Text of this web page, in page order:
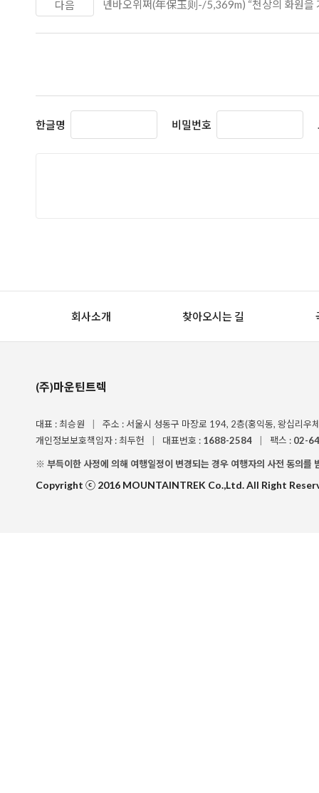
다음 녠바오위쩌(年保玉则-/5,369m) “천상의 화원을
한글명 비밀번호
회사소개 찾아오시는 길
(주)마운틴트렉
대표 : 최승원
주소 : 서울시 성동구 마장로 194, 2층(홍익동, 왕십리우
개인정보보호책임자 : 최두헌
대표번호 : 1688-2584 팩스 : 02-
※ 부득이한 사정에 의해 여행일정이 변경되는 경우 여행자의 사전 동의를
Copyright ⓒ 2016 MOUNTAINTREK Co.,Ltd. All Right